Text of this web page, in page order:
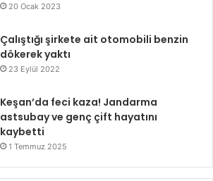
20 Ocak 2023
Çalıştığı şirkete ait otomobili benzin
dökerek yaktı
23 Eylül 2022
Keşan’da feci kaza! Jandarma
astsubay ve genç çift hayatını
kaybetti
1 Temmuz 2025